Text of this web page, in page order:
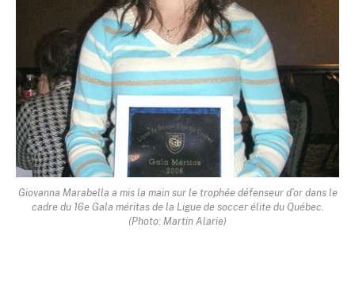
Giovanna Marabella a mis la main sur le trophée défenseur d’or dans le
cadre du 16e Gala méritas de la Ligue de soccer élite du Québec.
(Photo: Martin Alarie)